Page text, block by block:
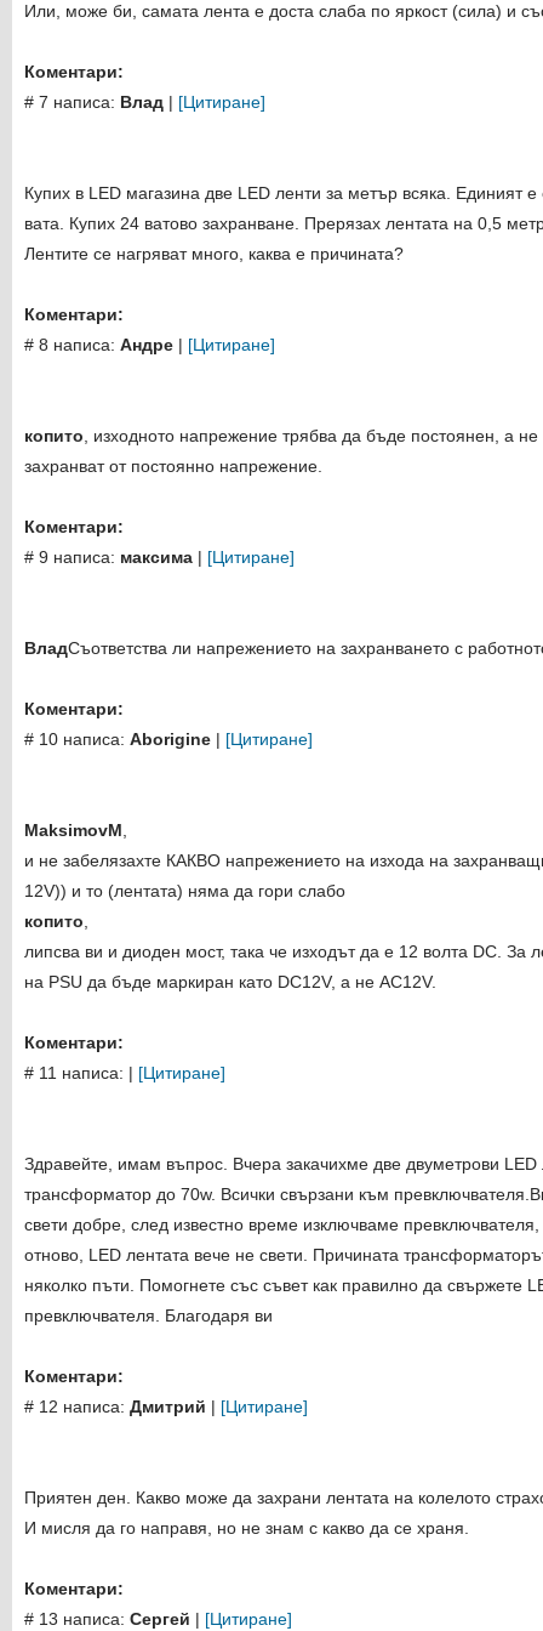
Или, може би, самата лента е доста слаба по яркост (сила) и
Коментари:
# 7 написа: Влад | [Цитиране]
Купих в LED магазина две LED ленти за метър всяка. Единият
вата. Купих 24 ватово захранване. Прерязах лентата на 0,5
Лентите се нагряват много, каква е причината?
Коментари:
# 8 написа: Андре | [Цитиране]
копито , изходното напрежение трябва да бъде постоянен, а
захранват от постоянно напрежение.
Коментари:
# 9 написа: максима | [Цитиране]
ВладСъответства ли напрежението на захранването с
Коментари:
# 10 написа: Aborigine | [Цитиране]
MaksimovM
и не забелязахте КАКВО напрежението на изхода на
12V)) и то (лентата) няма да гори слабо
копито
липсва ви и диоден мост, така че изходът да е 12 волта DC. За
на PSU да бъде маркиран като DC12V, а не AC12V.
Коментари:
# 11 написа: | [Цитиране]
Здравейте, имам въпрос. Вчера закачихме две двуметрови
трансформатор до 70w. Всички свързани към
свети добре, след известно време изключваме
отново, LED лентата вече не свети. Причината
няколко пъти. Помогнете със съвет как правилно да свържете
превключвателя. Благодаря ви
Коментари:
# 12 написа: Дмитрий | [Цитиране]
Приятен ден. Какво може да захрани лентата на колелото
И мисля да го направя, но не знам с какво да се храня.
Коментари:
# 13 написа: Сергей | [Цитиране]